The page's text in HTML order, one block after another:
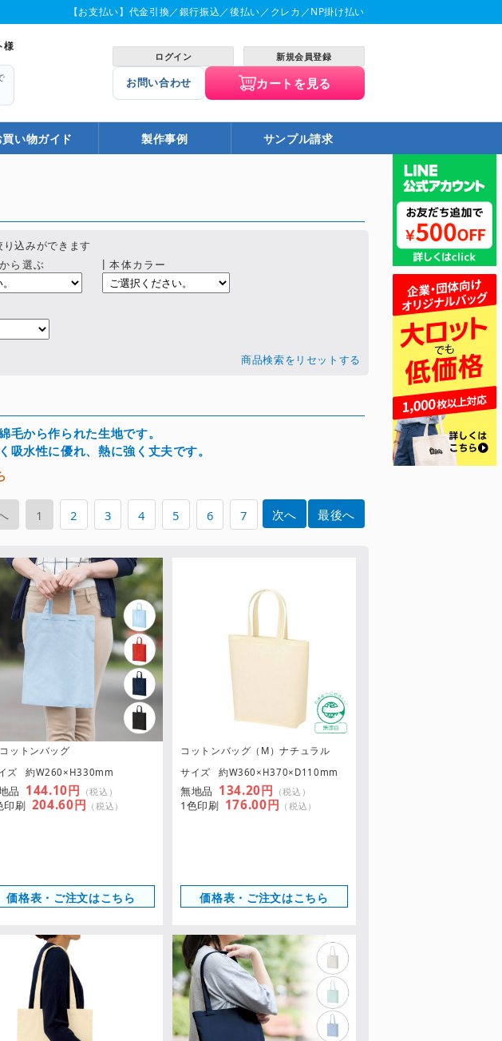
【お支払い】代金引換／銀行振込／後払い／クレカ／NP掛け払い
様
ログイン 新規会員登録
お問い合わせ カートを見る
買い物ガイド 製作事例 サンプル請求
込みができます
ら選ぶ ┃本体カラー
商品検索をリセットする
毛から作られた生地です。
水性に優れ、熱に強く丈夫です。
最後へ
次へ
7
6
5
4
3
2
1
ットンバッグ
ズ
約W260×H330mm
品 144.10円 （税込）
印刷 204.60円 （税込）
価格表・ご注文はこちら
コットンバッグ（M）ナチュラル
サイズ
約W360×H370×D110mm
無地品 134.20円 （税込）
1色印刷 176.00円 （税込）
価格表・ご注文はこちら